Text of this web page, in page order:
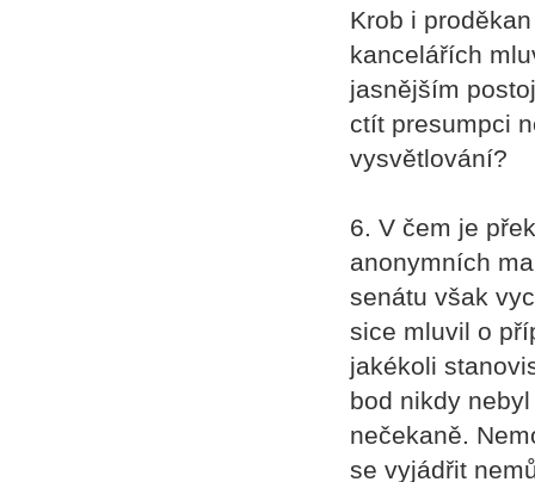
Krob i
kancelářích
jasnějším
ctít presumpci
vysvětlování?
6. V čem je
anonymních
senátu však
sice mluvil o
jakékoli
bod nikdy
nečekaně.
se vyjádřit